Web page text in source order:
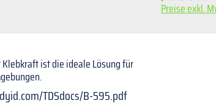
Preise exkl.
ist die ideale Lösung für
TDSdocs/B-595.pdf